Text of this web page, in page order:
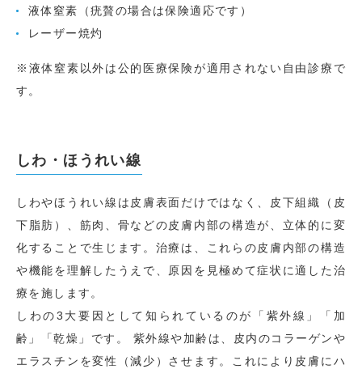
液体窒素（疣贅の場合は保険適応です）
レーザー焼灼
※液体窒素以外は公的医療保険が適用されない自由診療で
す。
しわ・ほうれい線
しわやほうれい線は皮膚表面だけではなく、皮下組織（皮
下脂肪）、筋肉、骨などの皮膚内部の構造が、立体的に変
化することで生じます。治療は、これらの皮膚内部の構造
や機能を理解したうえで、原因を見極めて症状に適した治
療を施します。
しわの3大要因として知られているのが「紫外線」「加
齢」「乾燥」です。 紫外線や加齢は、皮内のコラーゲンや
エラスチンを変性（減少）させます。これにより皮膚にハ